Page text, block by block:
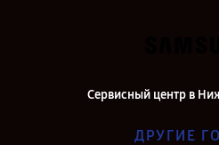
Сервисный центр в
ДРУГИЕ